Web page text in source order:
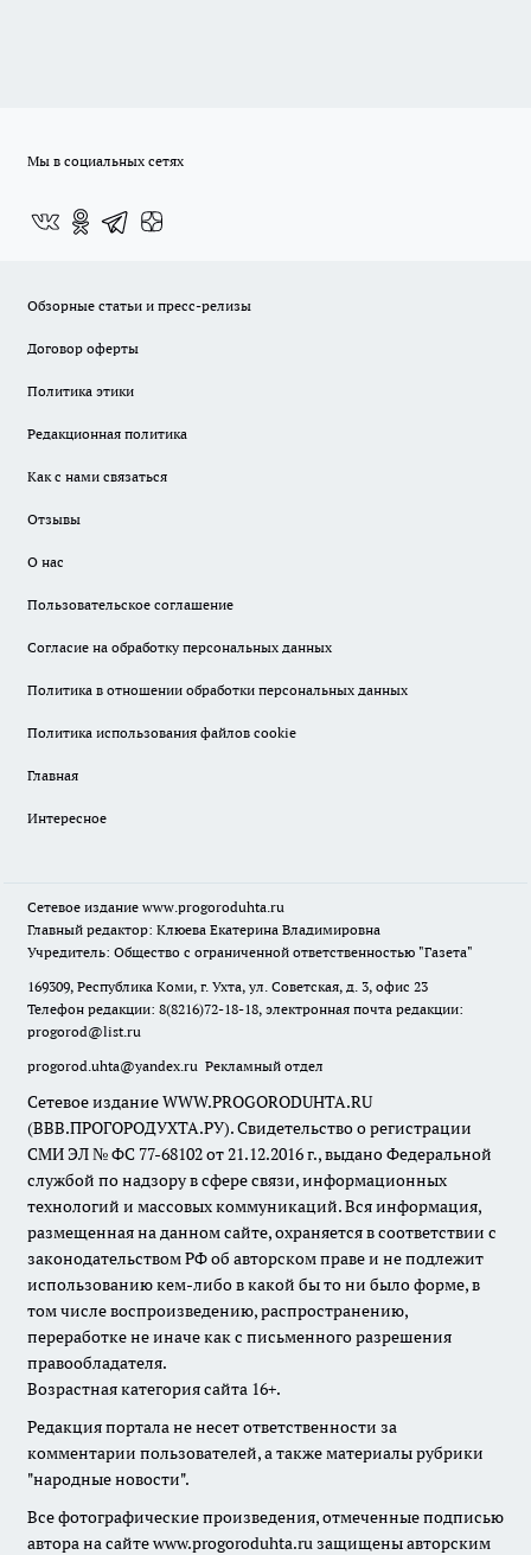
Мы в социальных сетях
Обзорные статьи и пресс-релизы
Договор оферты
Политика этики
Редакционная политика
Как с нами связаться
Отзывы
О нас
Пользовательское соглашение
Согласие на обработку персональных данных
Политика в отношении обработки персональных данных
Политика использования файлов cookie
Главная
Интересное
Сетевое издание www.progoroduhta.ru
Главный редактор: Клюева Екатерина Владимировна
Учредитель: Общество с ограниченной ответственностью "Газета"
169309, Республика Коми, г. Ухта, ул. Советская, д. 3, офис 23
Телефон редакции: 8(8216)72-18-18, электронная почта редакции:
progorod@list.ru
progorod.uhta@yandex.ru Рекламный отдел
Сетевое издание WWW.PROGORODUHTA.RU
(ВВВ.ПРОГОРОДУХТА.РУ). Свидетельство о регистрации
СМИ ЭЛ № ФС 77-68102 от 21.12.2016 г., выдано Федеральной
службой по надзору в сфере связи, информационных
технологий и массовых коммуникаций. Вся информация,
размещенная на данном сайте, охраняется в соответствии с
законодательством РФ об авторском праве и не подлежит
использованию кем-либо в какой бы то ни было форме, в
том числе воспроизведению, распространению,
переработке не иначе как с письменного разрешения
правообладателя.
Возрастная категория сайта 16+.
Редакция портала не несет ответственности за
комментарии пользователей, а также материалы рубрики
"народные новости".
Все фотографические произведения, отмеченные подписью
автора на сайте www.progoroduhta.ru защищены авторским